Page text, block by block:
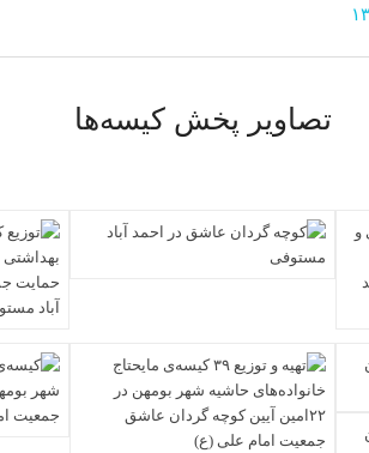
تصاویر پخش کیسه‌ها